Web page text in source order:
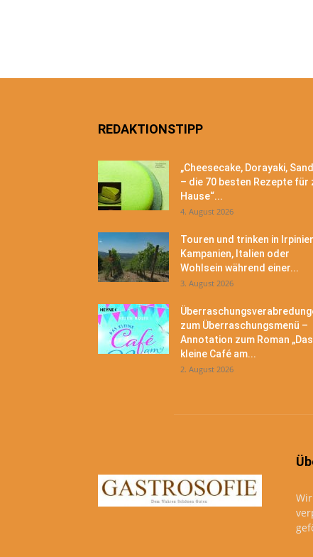
REDAKTIONSTIPP
„Cheesecake, Dorayaki,
– die 70 besten Rezepte für
Hause“...
4. August 2026
Touren und trinken in
Kampanien, Italien oder
Wohlsein während einer...
3. August 2026
zum Überraschungsmenü –
Annotation zum Roman „Das
kleine Café am...
2. August 2026